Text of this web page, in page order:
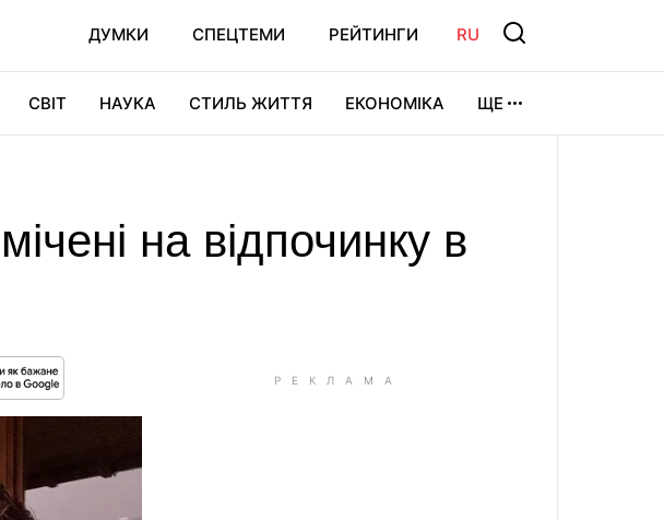
ДУМКИ СПЕЦТЕМИ РЕЙТИНГИ RU
СВІТ НАУКА СТИЛЬ ЖИТТЯ ЕКОНОМІКА ЩЕ
на відпочинку в